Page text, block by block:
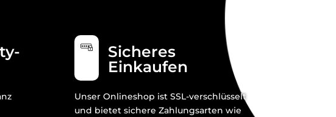
Sicheres
Einkaufen
Unser Onlineshop ist SSL-verschlüsselt
und bietet sichere Zahlungsarten wie